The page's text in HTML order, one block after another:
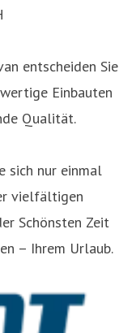
entscheiden Sie
Einbauten
Qualität.
sich nur einmal
vielfältigen
Schönsten Zeit
– Ihrem Urlaub.